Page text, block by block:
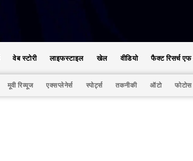
वेब स्टोरी लाइफस्टाइल खेल वीडियो फैक्ट रिसर्च
मूवी रिव्यूज एक्सप्लेनेर्स स्पोर्ट्स तकनीकी ऑटो फोटोस